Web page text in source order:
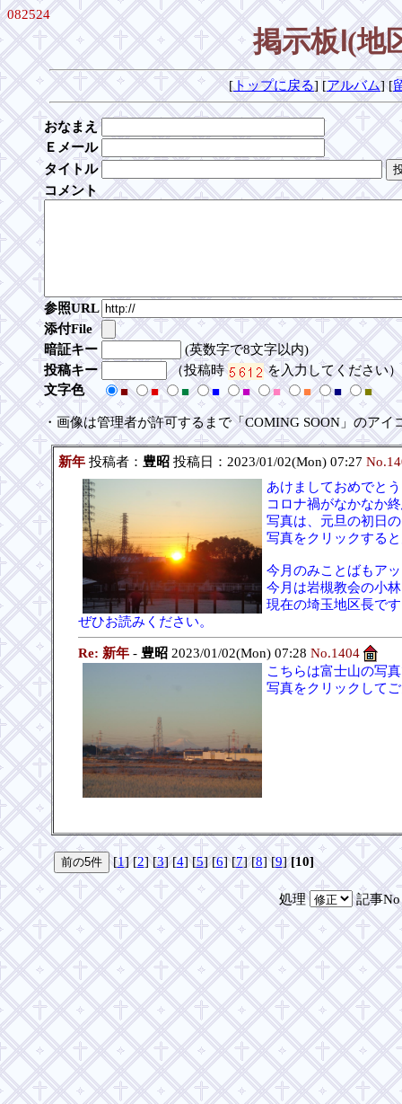
082524
掲示板Ⅰ(地
[トップに戻る] [アルバム] [
おなまえ
Ｅメール
タイトル
コメント
参照URL
添付File
暗証キー
(英数字で8文字以内)
投稿キー
（投稿時
を入力してください）
文字色
■ ■ ■ ■ ■ ■ ■ ■ ■
・画像は管理者が許可するまで「COMING SOON」のアイ
新年投稿者： 豊昭投稿日：2023/01/02(Mon) 07:27
あけましておめでと
コロナ禍がなかなか
写真は、元旦の初日
写真をクリックする
今月のみことばもア
今月は岩槻教会の小
現在の埼玉地区長で
ぜひお読みください。
Re: 新年- 豊昭2023/01/02(Mon) 07:28 No.1404
こちらは富士山の写
写真をクリックして
[1] [2] [3] [4] [5] [6] [7] [8] [9][10]
処理 記事